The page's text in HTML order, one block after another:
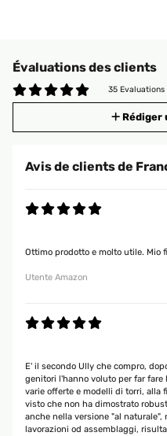
Évaluations des clients
35 Evaluations
Rédiger
Avis de clients de
Ottimo prodotto e molto utile. Mio
Utente Amazon
E' il secondo Ully che compro,
genitori l'hanno voluto per far
varie offerte e modelli di torri, alla
visto che non ha dimostrato
anche nella versione "al
lavorazioni od assemblaggi,